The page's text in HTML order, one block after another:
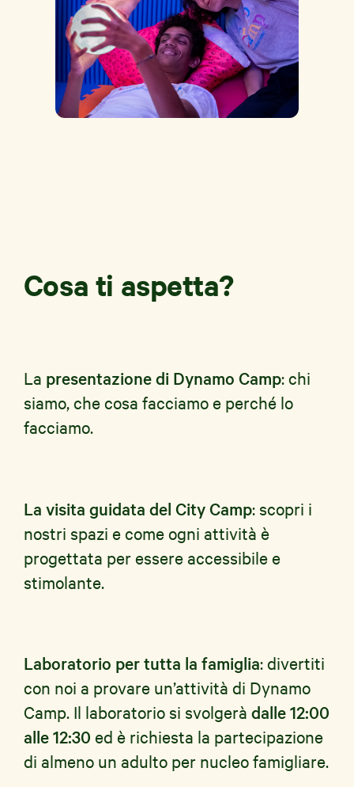
Cosa ti aspetta?
La presentazione di Dynamo Camp: chi
siamo, che cosa facciamo e perché lo
facciamo.
La visita guidata del City Camp: scopri i
nostri spazi e come ogni attività è
progettata per essere accessibile e
stimolante.
Laboratorio per tutta la famiglia: divertiti
con noi a provare un’attività di Dynamo
Camp. Il laboratorio si svolgerà dalle 12:00
alle 12:30 ed è richiesta la partecipazione
di almeno un adulto per nucleo famigliare.